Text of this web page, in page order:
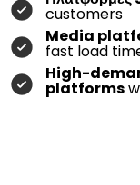
customers
Media
fast load
High-
platforms